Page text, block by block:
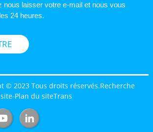
nous laisser votre e-mail et nous vous
24 heures.
© 2023 Tous droits réservés.Recherche
-Plan du siteTrans